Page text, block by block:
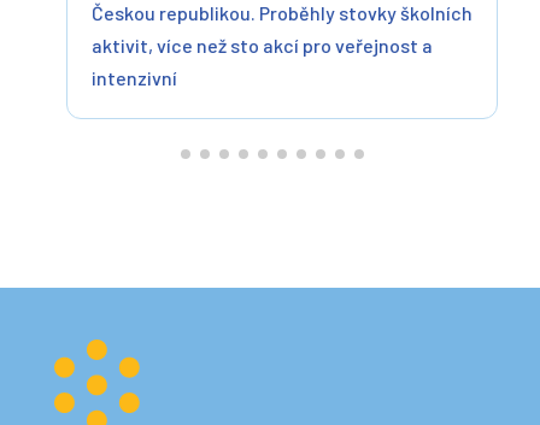
Českou republikou. Proběhly stovky školních
aktivit, více než sto akcí pro veřejnost a
intenzivní